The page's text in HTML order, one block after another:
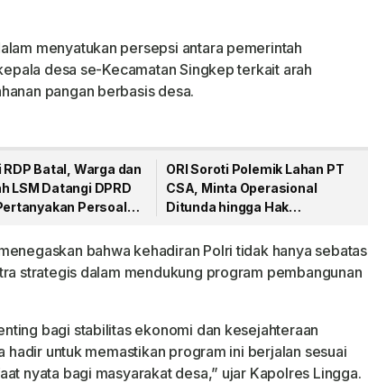
menyatukan persepsi antara pemerintah
desa se-Kecamatan Singkep terkait arah
pangan berbasis desa.
RDP Batal, Warga dan
LSM Datangi DPRD
Persoalan
ORI Soroti Polemik Lahan PT
CSA, Minta Operasional
Ditunda hingga Hak
bahwa kehadiran Polri tidak hanya sebatas
strategis dalam mendukung program pembangunan
bagi stabilitas ekonomi dan kesejahteraan
hadir untuk memastikan program ini berjalan sesuai
nyata bagi masyarakat desa,” ujar Kapolres Lingga.